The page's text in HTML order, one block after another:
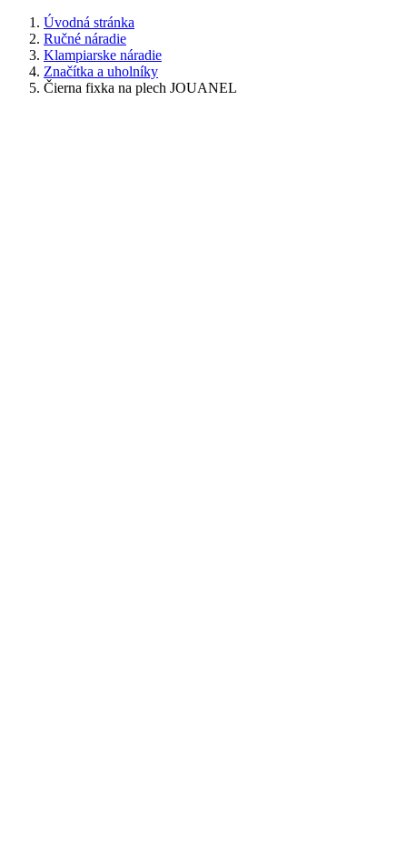
Úvodná stránka
Ručné náradie
Klampiarske náradie
Značítka a uholníky
Čierna fixka na plech JOUANEL